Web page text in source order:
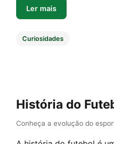
Ler mais
Curiosidades
História do
Conheça a evolução do